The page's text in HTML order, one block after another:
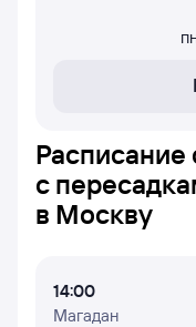
Расписание
с
в Москву
14:00
Магадан